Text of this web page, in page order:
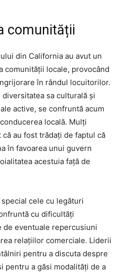
comunității
din California au avut un
comunității locale, provocând
în rândul locuitorilor.
sa culturală și
active, se confruntă acum
locală. Mulți
au fost trădați de faptul că
în favoarea unui guvern
acestuia față de
cele cu legături
cu dificultăți
de eventuale repercusiuni
relațiilor comerciale. Liderii
pentru a discuta despre
pentru a găsi modalități de a